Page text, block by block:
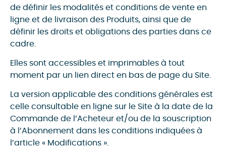
de définir les modalités et conditions de vente en
ligne et de livraison des Produits, ainsi que de
définir les droits et obligations des parties dans ce
cadre.
Elles sont accessibles et imprimables à tout
moment par un lien direct en bas de page du Site.
La version applicable des conditions générales est
celle consultable en ligne sur le Site à la date de la
Commande de l’Acheteur et/ou de la souscription
à l’Abonnement dans les conditions indiquées à
l’article « Modifications ».